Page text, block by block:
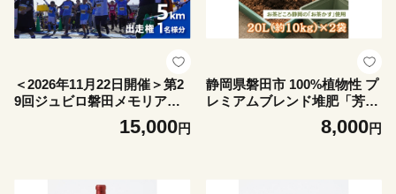
＜2026年11月22日開催＞第2
9回ジュビロ磐田メモリアル
マラソン 5km 1名様分【1
15,000円
静岡県磐田市 100%植物性 プ
レミアムブレンド堆肥「芳
醇」合計40L【1746601】
8,000円